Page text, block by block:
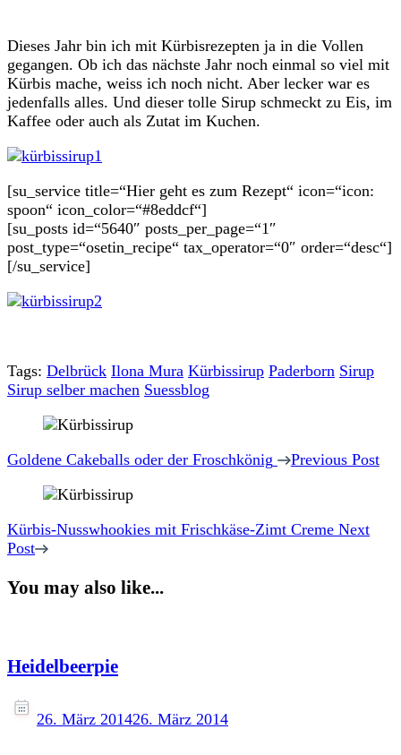
Dieses Jahr bin ich mit Kürbisrezepten ja in die Vollen
gegangen. Ob ich das nächste Jahr noch einmal so viel mit
Kürbis mache, weiss ich noch nicht. Aber lecker war es
jedenfalls alles. Und dieser tolle Sirup schmeckt zu Eis, im
Kaffee oder auch als Zutat im Kuchen.
[su_service title=“Hier geht es zum Rezept“ icon=“icon:
spoon“ icon_color=“#8eddcf“]
[su_posts id=“5640″ posts_per_page=“1″
post_type=“osetin_recipe“ tax_operator=“0″ order=“desc“]
[/su_service]
Tags: Delbrück Ilona Mura Kürbissirup Paderborn Sirup
Sirup selber machen Suessblog
Post
Navigation
Goldene Cakeballs oder der Froschkönig Previous Post
Kürbis-Nusswhookies mit Frischkäse-Zimt Creme Next
Post
You may also like...
Heidelbeerpie
26. März 201426. März 2014